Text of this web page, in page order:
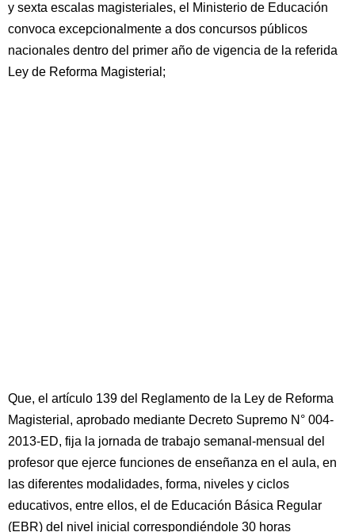
y sexta escalas magisteriales, el Ministerio de Educación
convoca excepcionalmente a dos concursos públicos
nacionales dentro del primer año de vigencia de la referida
Ley de Reforma Magisterial;
Que, el artículo 139 del Reglamento de la Ley de Reforma
Magisterial, aprobado mediante Decreto Supremo N° 004-
2013-ED, fija la jornada de trabajo semanal-mensual del
profesor que ejerce funciones de enseñanza en el aula, en
las diferentes modalidades, forma, niveles y ciclos
educativos, entre ellos, el de Educación Básica Regular
(EBR) del nivel inicial correspondiéndole 30 horas